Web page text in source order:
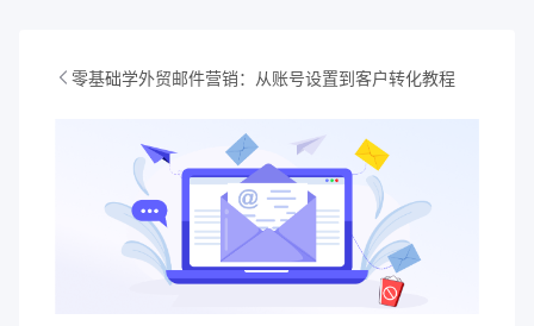
零基础学外贸邮件营销：从账号设置到客户转化教程